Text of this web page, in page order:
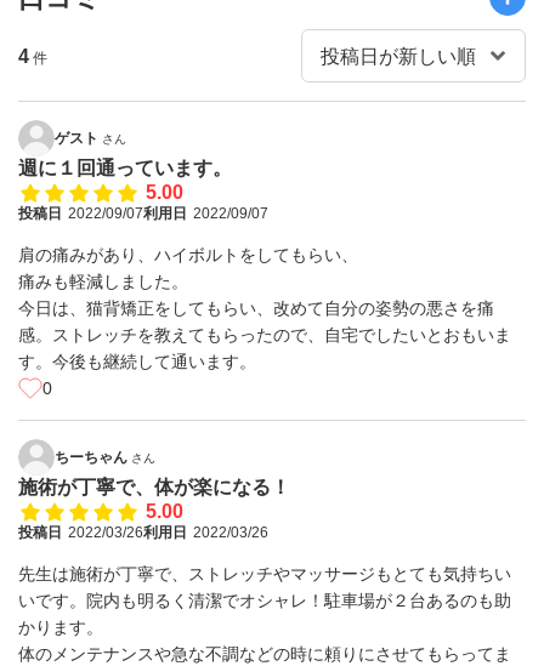
4 件
ゲスト さん
週に１回通っています。
5.00
投稿日 2022/09/07利用日 2022/09/07
肩の痛みがあり、ハイボルトをしてもらい、
痛みも軽減しました。
今日は、猫背矯正をしてもらい、改めて自分の姿勢の悪さを痛
感。ストレッチを教えてもらったので、自宅でしたいとおもいま
す。今後も継続して通います。
0
ちーちゃん さん
施術が丁寧で、体が楽になる！
5.00
投稿日 2022/03/26利用日 2022/03/26
先生は施術が丁寧で、ストレッチやマッサージもとても気持ちい
いです。院内も明るく清潔でオシャレ！駐車場が２台あるのも助
かります。
体のメンテナンスや急な不調などの時に頼りにさせてもらってま